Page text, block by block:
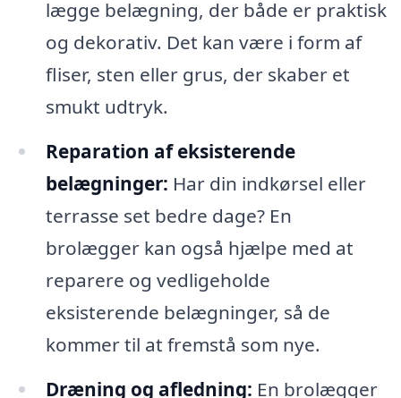
lægge belægning, der både er praktisk
og dekorativ. Det kan være i form af
fliser, sten eller grus, der skaber et
smukt udtryk.
Reparation af eksisterende
belægninger: Har din indkørsel eller
terrasse set bedre dage? En
brolægger kan også hjælpe med at
reparere og vedligeholde
eksisterende belægninger, så de
kommer til at fremstå som nye.
Dræning og afledning: En brolægger